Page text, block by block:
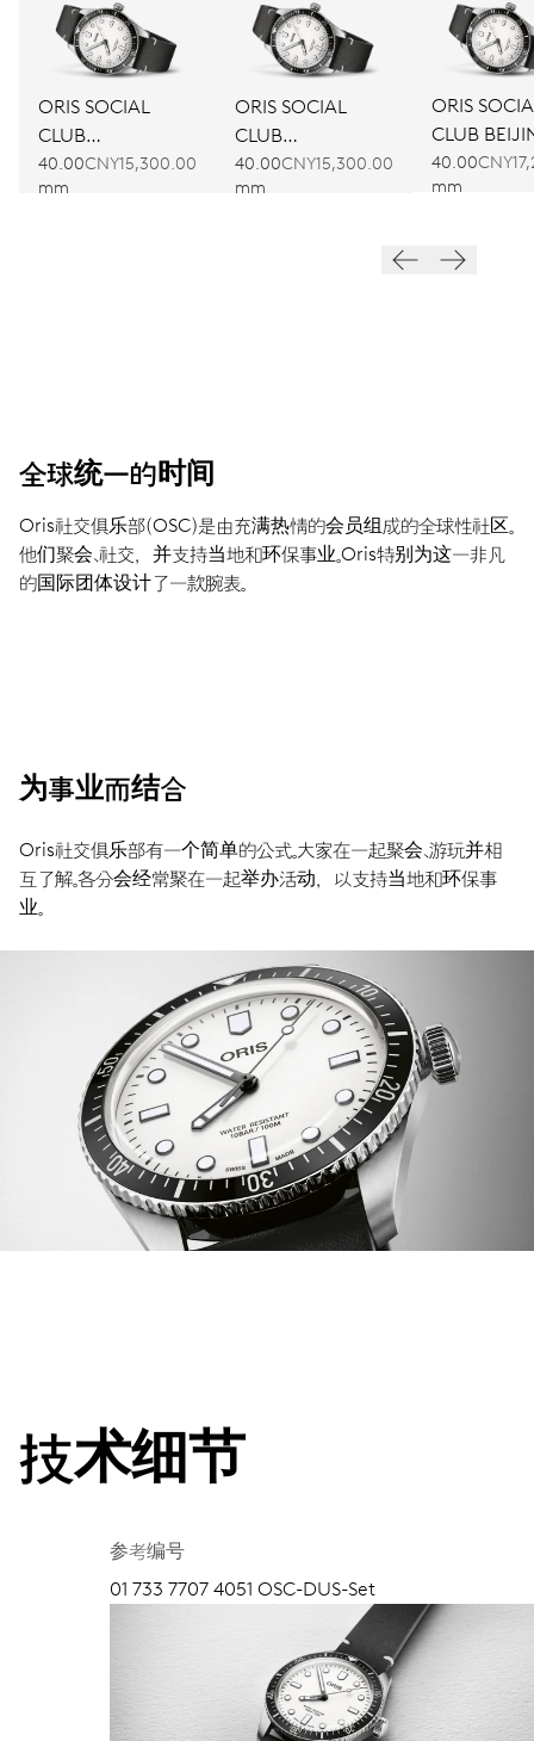
ORIS SOCIAL
CLUB
AMSTERDAM
40.00
mm
CNY15,300.00
ORIS SOCIAL
CLUB
BARCELONA
40.00
mm
CNY15,300.00
ORIS
CLUB
40.00
mm
全球统一的时间
Oris社交俱乐部（OSC）是由充满热情的会员组成的全球性社区。
他们聚会、社交，并支持当地和环保事业。Oris特别为这一非凡
的国际团体设计了一款腕表。
为事业而结合
Oris社交俱乐部有一个简单的公式。大家在一起聚会、游玩并相
互了解。各分会经常聚在一起举办活动，以支持当地和环保事
业。
技术细节
参考编号
01 733 7707 4051 OSC-DUS-Set